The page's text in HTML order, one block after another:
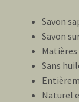
Savon
Savon
Sans
Naturel